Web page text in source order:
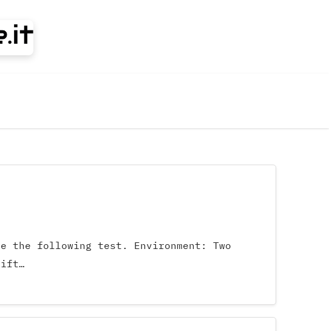
the following test. Environment: Two